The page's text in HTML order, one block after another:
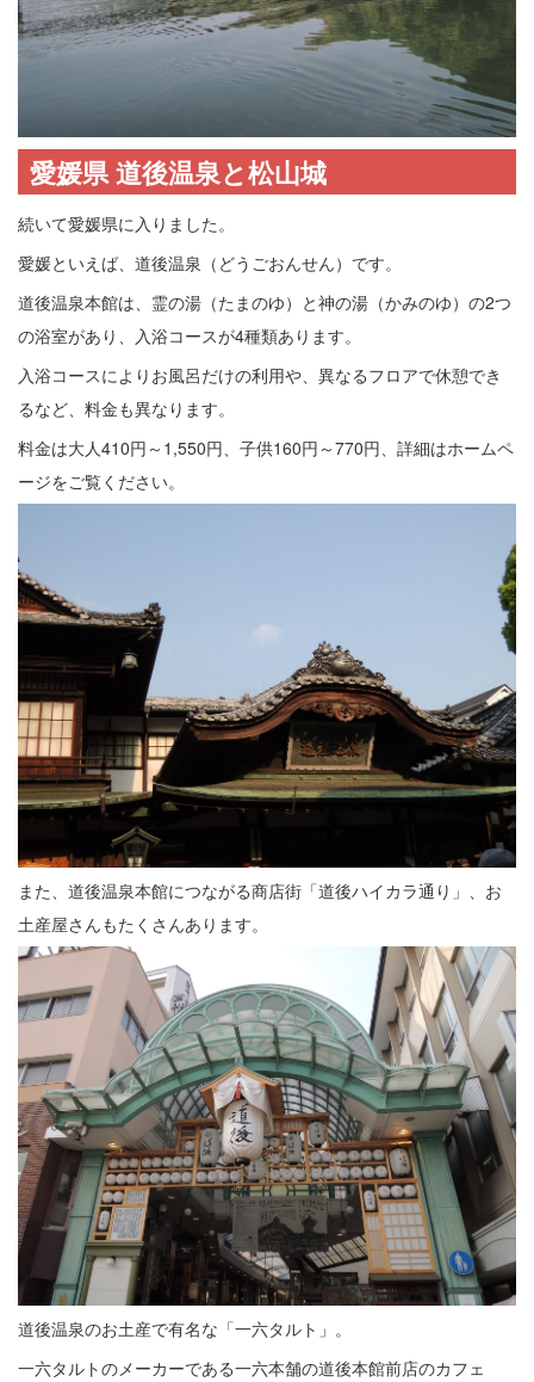
愛媛県 道後温泉と松山城
続いて愛媛県に入りました。
愛媛といえば、道後温泉（どうごおんせん）です。
道後温泉本館は、霊の湯（たまのゆ）と神の湯（かみのゆ）の2つ
の浴室があり、入浴コースが4種類あります。
入浴コースによりお風呂だけの利用や、異なるフロアで休憩でき
るなど、料金も異なります。
料金は大人410円～1,550円、子供160円～770円、詳細はホームペ
ージをご覧ください。
また、道後温泉本館につながる商店街「道後ハイカラ通り」、お
土産屋さんもたくさんあります。
道後温泉のお土産で有名な「一六タルト」。
一六タルトのメーカーである一六本舗の道後本館前店のカフェ